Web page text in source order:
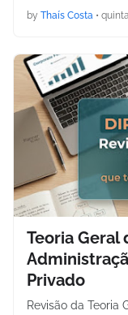
by Thaís Costa •
Teoria Geral
Privado
Revisão da Teoria